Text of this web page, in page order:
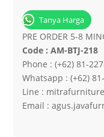
Tanya Harga
PRE ORDER 5-8
Code : AM-BTJ-218
Phone : (+62) 81-
Whatsapp : (+62)
Line :
Email :